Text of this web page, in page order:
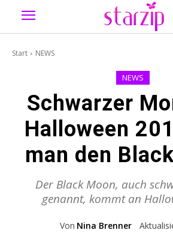
Start NEWS
NEWS
Schwarzer
Halloween
man den
Der Black Moon, auch
genannt, kommt an
Von Nina Brenner